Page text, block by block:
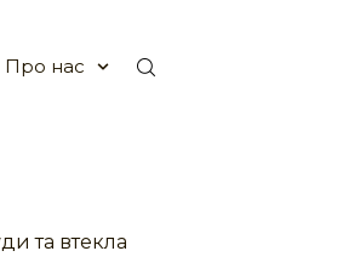
Про нас
та втекла